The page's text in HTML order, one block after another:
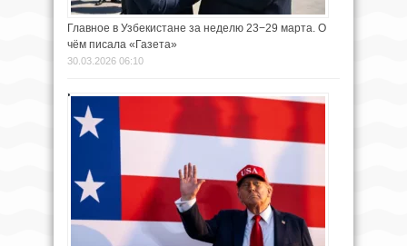
Главное в Узбекистане за неделю 23−29 марта. О
чём писала «Газета»
30.03.2026 06:10